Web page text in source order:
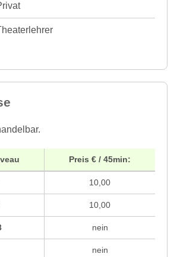
Preis € / 45min:
10,00
10,00
nein
nein